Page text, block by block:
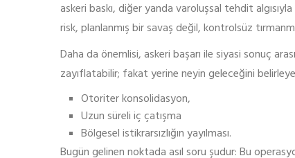
askeri baskı, diğer yanda varoluşsal tehdit
risk, planlanmış bir savaş değil, kontrolsüz
Daha da önemlisi, askeri başarı ile siyasi sonuç
zayıflatabilir; fakat yerine neyin geleceğini
Otoriter konsolidasyon,
Uzun süreli iç çatışma
Bölgesel istikrarsızlığın yayılması.
Bugün gelinen noktada asıl soru şudur: Bu